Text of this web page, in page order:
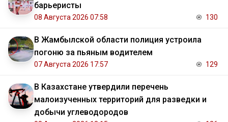
барьеристы
08 Августа 2026 07:58 130
В Жамбылской области полиция устроила
погоню за пьяным водителем
07 Августа 2026 17:57 129
В Казахстане утвердили перечень
малоизученных территорий для разведки и
добычи углеводородов